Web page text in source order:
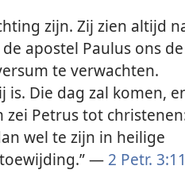
zijn. Zij zien altijd
apostel Paulus ons de
te verwachten.
is. Die dag zal komen,
zei Petrus tot
wel te zijn in heilige
— 2 Petr. 3:11